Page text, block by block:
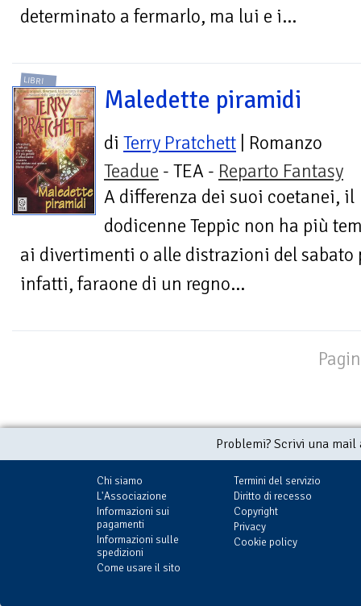
determinato a fermarlo, ma lui e i...
LIBRI
Maledette piramidi
di Terry Pratchett | Romanzo
Teadue - TEA - Reparto Fantasy
A differenza dei suoi coetanei, il
dodicenne Teppic non ha più
ai divertimenti o alle distrazioni del sabato
infatti, faraone di un regno...
Problemi? Scrivi una
Chi siamo
L'Associazione
Informazioni sui
pagamenti
Informazioni sulle
spedizioni
Come usare il sito
Termini del servizio
Diritto di recesso
Copyright
Privacy
Cookie policy